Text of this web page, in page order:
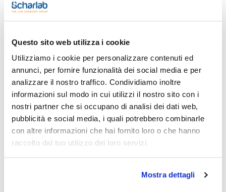
Questo sito web utilizza i cookie
Utilizziamo i cookie per personalizzare contenuti ed
annunci, per fornire funzionalità dei social media e per
analizzare il nostro traffico. Condividiamo inoltre
informazioni sul modo in cui utilizzi il nostro sito con i
nostri partner che si occupano di analisi dei dati web,
pubblicità e social media, i quali potrebbero combinarle
con altre informazioni che hai fornito loro o che hanno
raccolto dal tuo utilizzo dei loro servizi.
Mostra dettagli
Completo -
Conf. (unità)
1
Codice
073-731500
Confezionamento
x u.
Prezzo
Acquista
Disponibilità
Controlla le
scorte